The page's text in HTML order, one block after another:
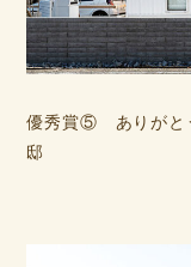
優秀賞⑤ ありが
邸